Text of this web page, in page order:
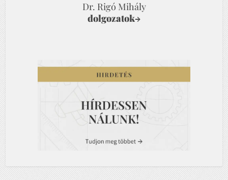
Dr. Rigó Mihály
dolgozatok→